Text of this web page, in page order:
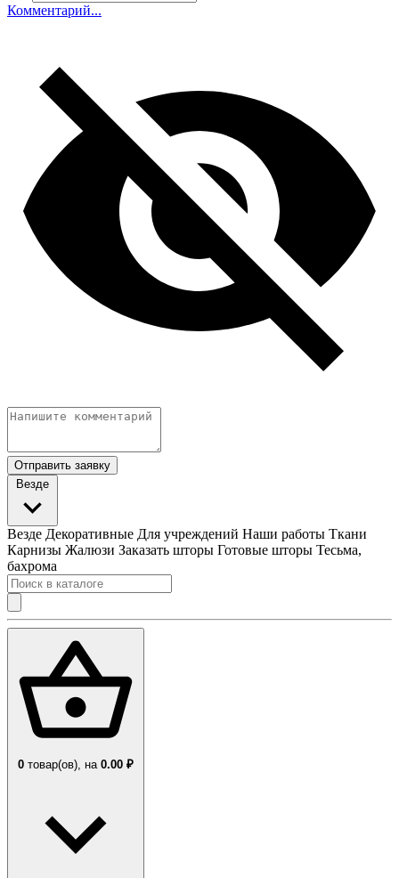
Комментарий...
Отправить заявку
Везде
Везде Декоративные Для учреждений Наши работы Ткани
Карнизы Жалюзи Заказать шторы Готовые шторы Тесьма,
бахрома
0 товар(ов), на 0.00 ₽